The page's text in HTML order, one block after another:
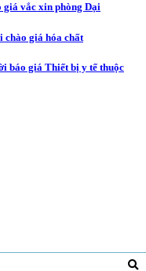
giá vắc xin phòng Dại
chào giá hóa chất
báo giá Thiết bị y tế thuộc